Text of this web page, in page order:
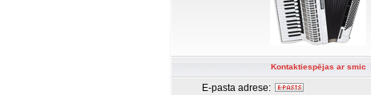
Kontaktiespējas ar smic
E-pasta adrese: